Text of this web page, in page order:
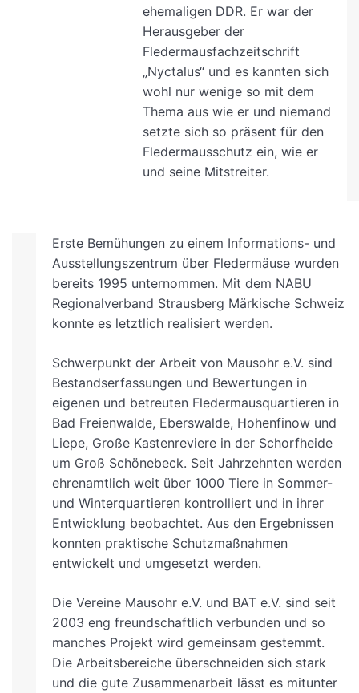
ehemaligen DDR. Er war der
Herausgeber der
Fledermausfachzeitschrift
„Nyctalus“ und es kannten sich
wohl nur wenige so mit dem
Thema aus wie er und niemand
setzte sich so präsent für den
Fledermausschutz ein, wie er
und seine Mitstreiter.
Erste Bemühungen zu einem Informations- und
Ausstellungszentrum über Fledermäuse wurden
bereits 1995 unternommen. Mit dem NABU
Regionalverband Strausberg Märkische Schweiz
konnte es letztlich realisiert werden.
Schwerpunkt der Arbeit von Mausohr e.V. sind
Bestandserfassungen und Bewertungen in
eigenen und betreuten Fledermausquartieren in
Bad Freienwalde, Eberswalde, Hohenfinow und
Liepe, Große Kastenreviere in der Schorfheide
um Groß Schönebeck. Seit Jahrzehnten werden
ehrenamtlich weit über 1000 Tiere in Sommer-
und Winterquartieren kontrolliert und in ihrer
Entwicklung beobachtet. Aus den Ergebnissen
konnten praktische Schutzmaßnahmen
entwickelt und umgesetzt werden.
Die Vereine Mausohr e.V. und BAT e.V. sind seit
2003 eng freundschaftlich verbunden und so
manches Projekt wird gemeinsam gestemmt.
Die Arbeitsbereiche überschneiden sich stark
und die gute Zusammenarbeit lässt es mitunter